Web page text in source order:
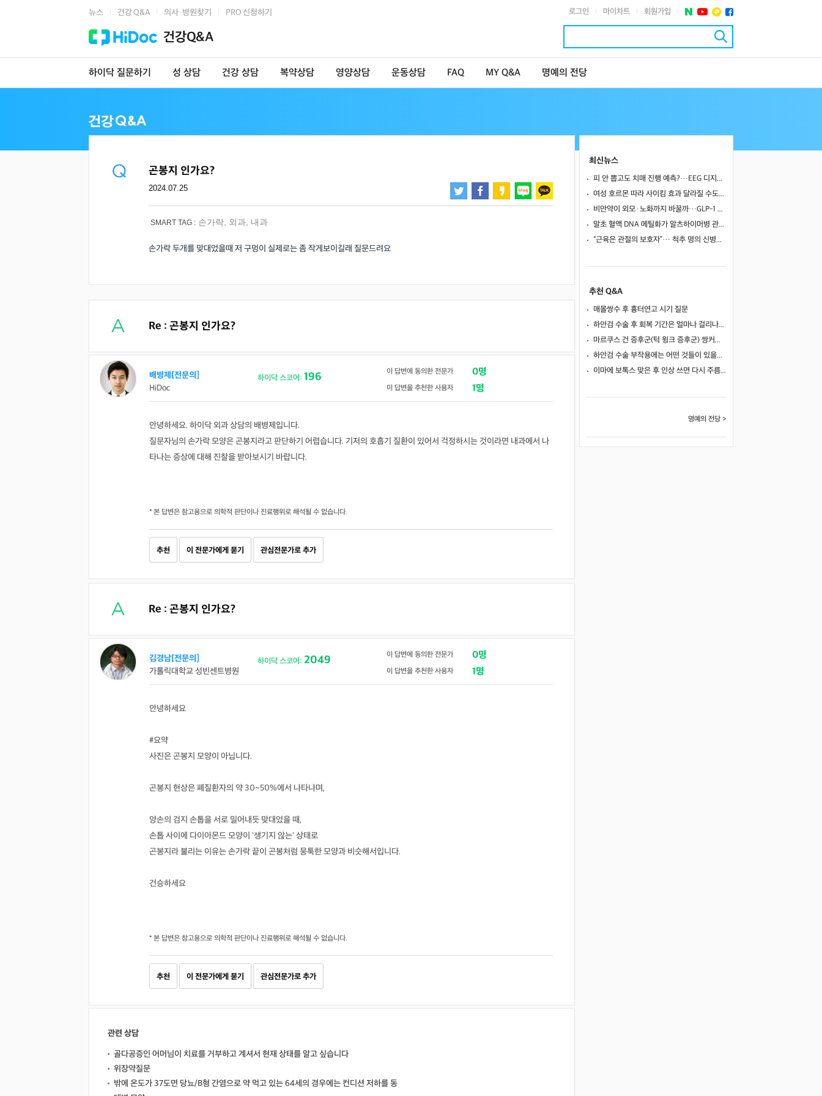
뉴스 건강 Q&A 의사·병원찾기 PRO 신청하기 로그인 마이차트 회원가입
건강Q&A
하이닥 질문하기 성 상담 건강 상담 복약상담 영양상담 운동상담 FAQ MY Q&A 명예의 전당
곤봉지 인가요?
2024.07.25
SMART TAG : 손가락 외과 내과
손가락 두개를 맞대었을때 저 구멍이 실제로는 좀 작게보이길래 질문드려요
Re : 곤봉지 인가요?
배병제[전문의]
HiDoc
하이닥 스코어: 196 이 답변에 동의한 전문가 0명
이 답변을 추천한 사용자 1명
안녕하세요. 하이닥 외과 상담의 배병제입니다.
질문자님의 손가락 모양은 곤봉지라고 판단하기 어렵습니다. 기저의 호흡기 질환이 있어서 걱정하시는 것이라면 내과에서 나
타나는 증상에 대해 진찰을 받아보시기 바랍니다.
* 본 답변은 참고용으로 의학적 판단이나 진료행위로 해석될 수 없습니다.
추천 이 전문가에게 묻기 관심전문가로 추가
Re : 곤봉지 인가요?
김경남[전문의]
가톨릭대학교 성빈센트병원
하이닥 스코어: 2049 이 답변에 동의한 전문가 0명
이 답변을 추천한 사용자 1명
안녕하세요
#요약
사진은 곤봉지 모양이 아닙니다.
곤봉지 현상은 폐질환자의 약 30~50%에서 나타나며,
양손의 검지 손톱을 서로 밀어내듯 맞대었을 때,
손톱 사이에 다이아몬드 모양이 '생기지 않는' 상태로
곤봉지라 불리는 이유는 손가락 끝이 곤봉처럼 뭉툭한 모양과 비슷해서입니다.
건승하세요
* 본 답변은 참고용으로 의학적 판단이나 진료행위로 해석될 수 없습니다.
추천 이 전문가에게 묻기 관심전문가로 추가
관련 상담
골다공증인 어머님이 치료를 거부하고 계셔서 현재 상태를 알고 싶습니다
위장약질문
밖에 온도가 37도면 당뇨/B형 간염으로 약 먹고 있는 64세의 경우에는 컨디션 저하를 동
최신뉴스
피 안 뽑고도 치매 진행 예측?…EEG 디지털 트윈, 기존 바이오마커만큼 정확했다
여성 호르몬 따라 사이킴 효과 달라질 수도…에스트로겐·프로게스테론이 약효·부작용 변동에 관여할 가능성
비만약이 외모·노화까지 바꿀까…GLP-1 계열의 60~80% 간지방 감소
말초 혈액 DNA 메틸화가 알츠하이머병 관련 뇌영상·인지 지표와 연관될까
“근육은 관절의 보호자”… 척추 명의 신병준 교수가 말하는 하체 근육의 힘 [평생운동연구소]
추천 Q&A
매몰쌍수 후 흉터연고 시기 질문
하안검 수술 후 회복 기간은 얼마나 걸리나요?
마르쿠스 건 증후군(턱 윙크 증후군) 쌍커풀 수술 가능 여부
하안검 수술 부작용에는 어떤 것들이 있을까요?
이마에 보톡스 맞은 후 인상 쓰면 다시 주름이 생길까요?
명예의 전당 >